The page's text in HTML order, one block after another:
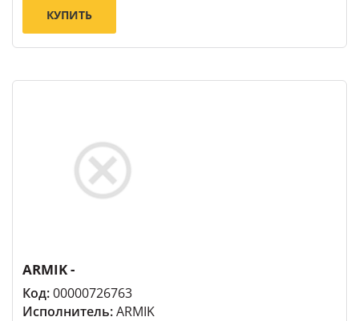
КУПИТЬ
ARMIK -
Код:00000726763
Исполнитель:ARMIK